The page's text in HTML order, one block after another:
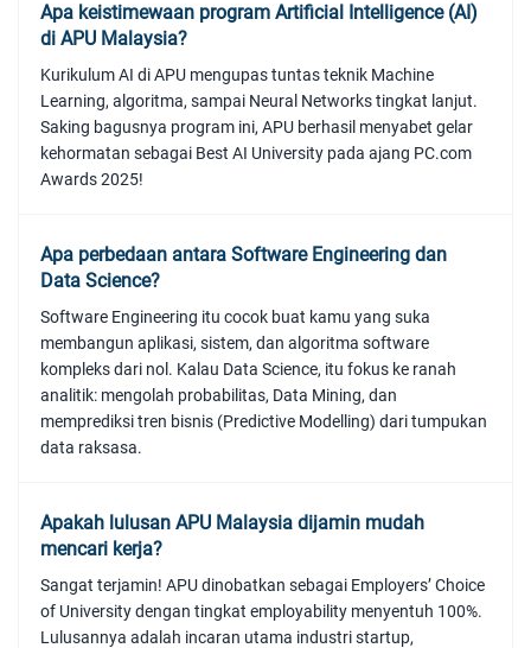
Apa keistimewaan program Artificial Intelligence (AI)
di APU Malaysia?
Kurikulum AI di APU mengupas tuntas teknik Machine
Learning, algoritma, sampai Neural Networks tingkat lanjut.
Saking bagusnya program ini, APU berhasil menyabet gelar
kehormatan sebagai Best AI University pada ajang PC.com
Awards 2025!
Apa perbedaan antara Software Engineering dan
Data Science?
Software Engineering itu cocok buat kamu yang suka
membangun aplikasi, sistem, dan algoritma software
kompleks dari nol. Kalau Data Science, itu fokus ke ranah
analitik: mengolah probabilitas, Data Mining, dan
memprediksi tren bisnis (Predictive Modelling) dari tumpukan
data raksasa.
Apakah lulusan APU Malaysia dijamin mudah
mencari kerja?
Sangat terjamin! APU dinobatkan sebagai Employers’ Choice
of University dengan tingkat employability menyentuh 100%.
Lulusannya adalah incaran utama industri startup,